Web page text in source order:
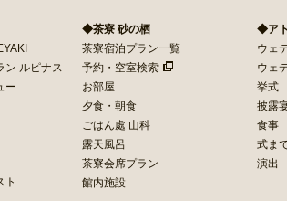
ン ルピナス
ー
ト
◆茶寮 砂の栖
茶寮宿泊プラン一覧
予約・空室検索
お部屋
夕食・朝食
ごはん處 山科
露天風呂
茶寮会席プラン
館内施設
◆ア
ウェ
ウェ
挙式
披露
食事
式ま
演出